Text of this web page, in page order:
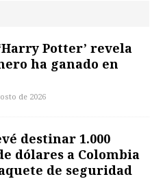
Potter’ revela
ha ganado en
de 2026
destinar 1.000
dólares a Colombia
de seguridad